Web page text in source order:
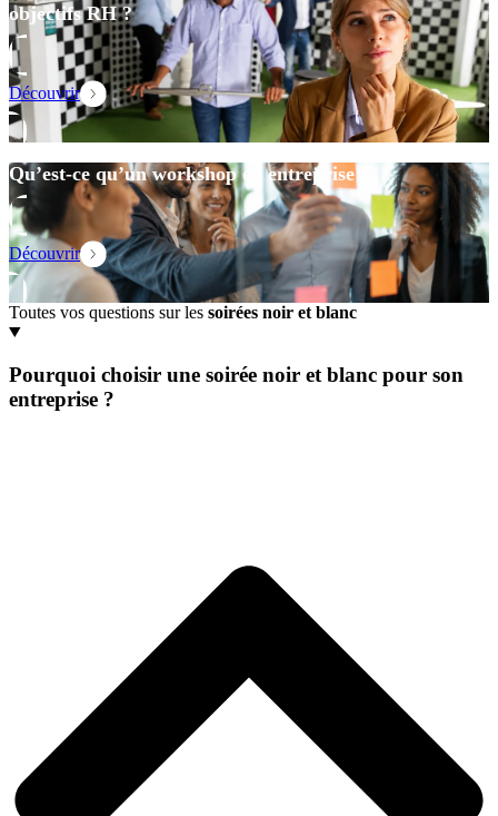
objectifs RH ?
Découvrir
Qu’est-ce qu’un workshop en entreprise ?
Découvrir
Toutes vos questions sur les soirées noir et blanc
Pourquoi choisir une soirée noir et blanc pour son
entreprise ?